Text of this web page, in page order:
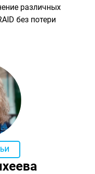
различных
без потери